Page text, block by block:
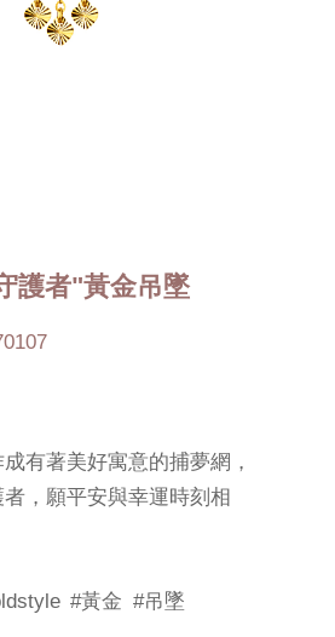
護者"黃金吊墜
有著美好寓意的捕夢網，
，願平安與幸運時刻相
#黃金 #吊墜